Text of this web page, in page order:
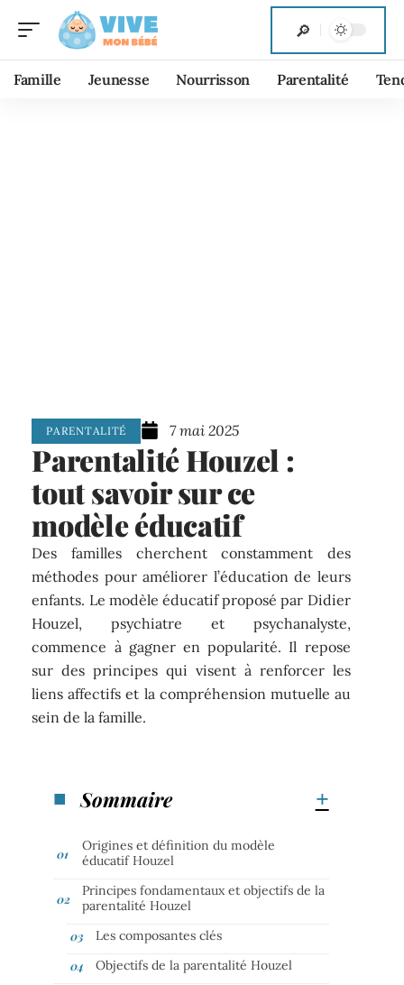
Famille Jeunesse Nourrisson Parentalité
PARENTALITÉ 7 mai 2025
Parentalité Houzel :
tout savoir sur ce
modèle éducatif
Des familles cherchent constamment des
méthodes pour améliorer l’éducation de leurs
enfants. Le modèle éducatif proposé par Didier
Houzel, psychiatre et psychanalyste,
commence à gagner en popularité. Il repose
sur des principes qui visent à renforcer les
liens affectifs et la compréhension mutuelle au
sein de la famille.
Sommaire
Origines et définition du modèle
éducatif Houzel
Principes fondamentaux et objectifs de la
parentalité Houzel
Les composantes clés
Objectifs de la parentalité Houzel